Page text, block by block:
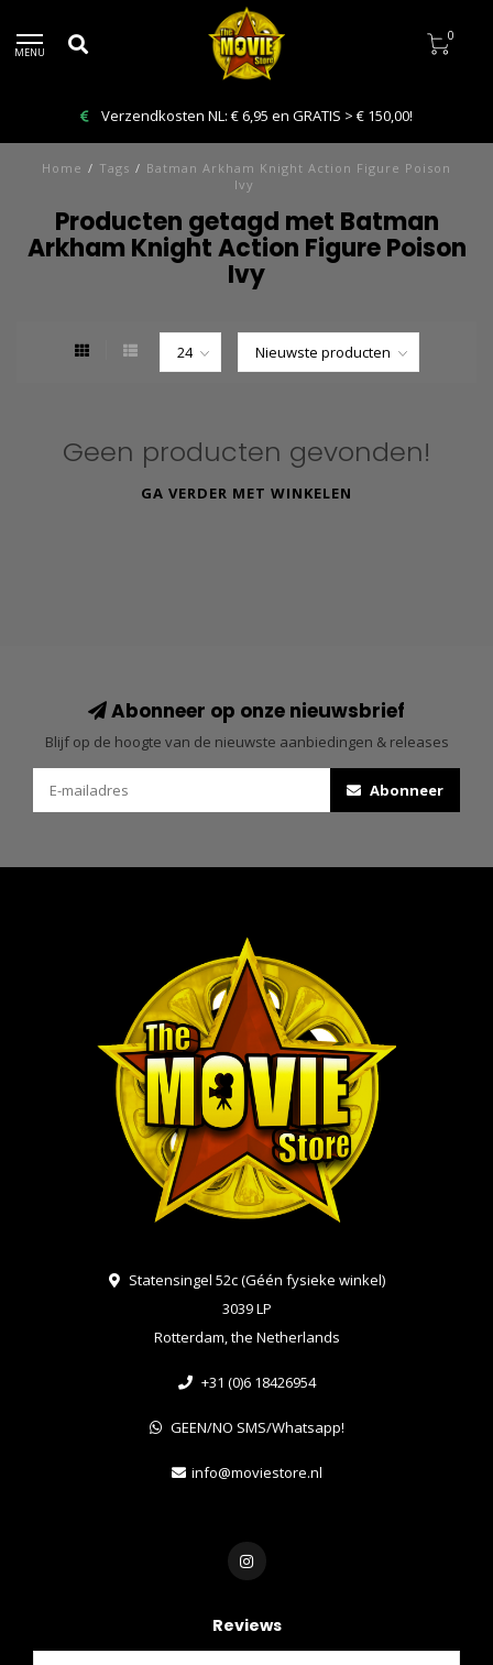
MENU
0
Verzendkosten NL: € 6,95 en GRATIS > € 150,00!
Home / Tags / Batman Arkham Knight Action Figure Poison
Ivy
Producten getagd met Batman
Arkham Knight Action Figure Poison
Ivy
Geen producten gevonden!
GA VERDER MET WINKELEN
Abonneer op onze nieuwsbrief
Blijf op de hoogte van de nieuwste aanbiedingen & releases
Abonneer
Statensingel 52c (Géén fysieke winkel)
3039 LP
Rotterdam, the Netherlands
+31 (0)6 18426954
GEEN/NO SMS/Whatsapp!
info@moviestore.nl
Reviews